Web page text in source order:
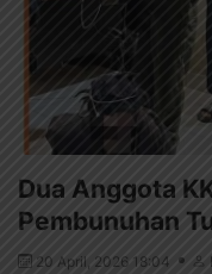
Dua Anggota
Pembunuhan
20 April, 2026 18:04